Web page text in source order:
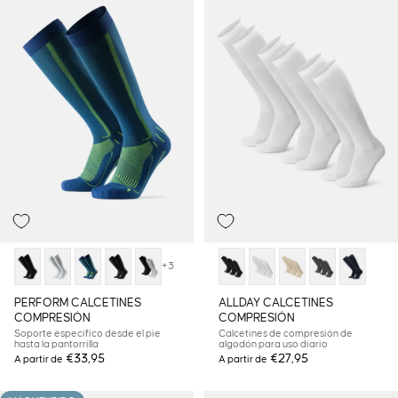
+3
PERFORM CALCETINES
COMPRESIÓN
Soporte específico desde el pie
hasta la pantorrilla
A partir de €33,95
ALLDAY CALCETINES
COMPRESIÓN
Calcetines de compresión de
algodón para uso diario
A partir de €27,95